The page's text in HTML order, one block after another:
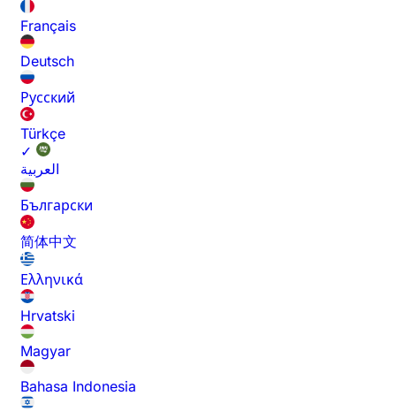
Français
Deutsch
Русский
Türkçe
✓
العربية
Български
简体中文
Ελληνικά
Hrvatski
Magyar
Bahasa Indonesia